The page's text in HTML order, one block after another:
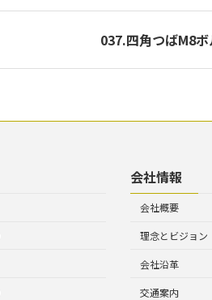
037.四角つばM8ボ
会社情報
会社概要
理念とビジョン
会社沿革
交通案内